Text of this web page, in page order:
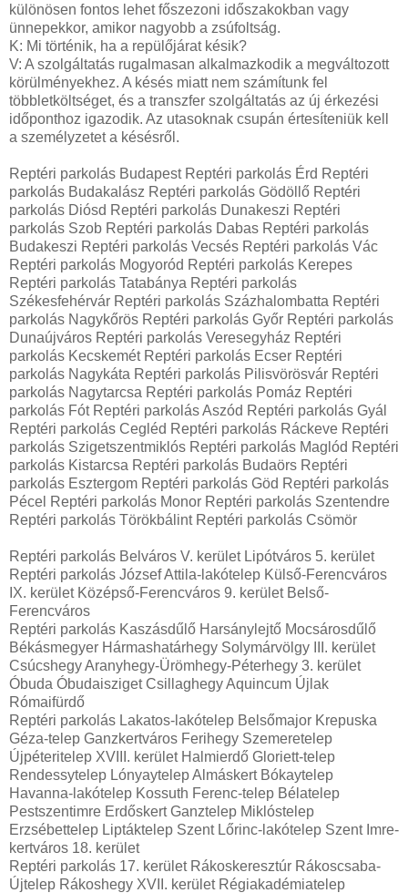
különösen fontos lehet főszezoni időszakokban vagy
ünnepekkor, amikor nagyobb a zsúfoltság.
K: Mi történik, ha a repülőjárat késik?
V: A szolgáltatás rugalmasan alkalmazkodik a megváltozott
körülményekhez. A késés miatt nem számítunk fel
többletköltséget, és a transzfer szolgáltatás az új érkezési
időponthoz igazodik. Az utasoknak csupán értesíteniük kell
a személyzetet a késésről.
Reptéri parkolás Budapest Reptéri parkolás Érd Reptéri
parkolás Budakalász Reptéri parkolás Gödöllő Reptéri
parkolás Diósd Reptéri parkolás Dunakeszi Reptéri
parkolás Szob Reptéri parkolás Dabas Reptéri parkolás
Budakeszi Reptéri parkolás Vecsés Reptéri parkolás Vác
Reptéri parkolás Mogyoród Reptéri parkolás Kerepes
Reptéri parkolás Tatabánya Reptéri parkolás
Székesfehérvár Reptéri parkolás Százhalombatta Reptéri
parkolás Nagykőrös Reptéri parkolás Győr Reptéri parkolás
Dunaújváros Reptéri parkolás Veresegyház Reptéri
parkolás Kecskemét Reptéri parkolás Ecser Reptéri
parkolás Nagykáta Reptéri parkolás Pilisvörösvár Reptéri
parkolás Nagytarcsa Reptéri parkolás Pomáz Reptéri
parkolás Fót Reptéri parkolás Aszód Reptéri parkolás Gyál
Reptéri parkolás Cegléd Reptéri parkolás Ráckeve Reptéri
parkolás Szigetszentmiklós Reptéri parkolás Maglód Reptéri
parkolás Kistarcsa Reptéri parkolás Budaörs Reptéri
parkolás Esztergom Reptéri parkolás Göd Reptéri parkolás
Pécel Reptéri parkolás Monor Reptéri parkolás Szentendre
Reptéri parkolás Törökbálint Reptéri parkolás Csömör
Reptéri parkolás Belváros V. kerület Lipótváros 5. kerület
Reptéri parkolás József Attila-lakótelep Külső-Ferencváros
IX. kerület Középső-Ferencváros 9. kerület Belső-
Ferencváros
Reptéri parkolás Kaszásdűlő Harsánylejtő Mocsárosdűlő
Békásmegyer Hármashatárhegy Solymárvölgy III. kerület
Csúcshegy Aranyhegy-Ürömhegy-Péterhegy 3. kerület
Óbuda Óbudaisziget Csillaghegy Aquincum Újlak
Rómaifürdő
Reptéri parkolás Lakatos-lakótelep Belsőmajor Krepuska
Géza-telep Ganzkertváros Ferihegy Szemeretelep
Újpéteritelep XVIII. kerület Halmierdő Gloriett-telep
Rendessytelep Lónyaytelep Almáskert Bókaytelep
Havanna-lakótelep Kossuth Ferenc-telep Bélatelep
Pestszentimre Erdőskert Ganztelep Miklóstelep
Erzsébettelep Liptáktelep Szent Lőrinc-lakótelep Szent Imre-
kertváros 18. kerület
Reptéri parkolás 17. kerület Rákoskeresztúr Rákoscsaba-
Újtelep Rákoshegy XVII. kerület Régiakadémiatelep